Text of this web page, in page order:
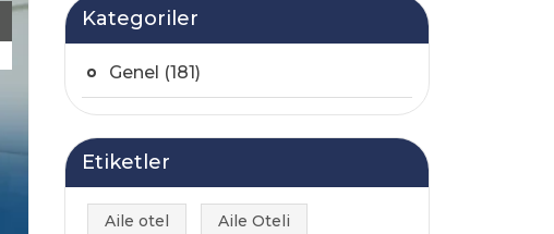
Kategoriler
Genel (181)
Etiketler
Aile otel Aile Oteli